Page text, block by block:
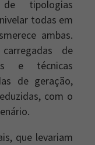
tipologias
todas em
ambas.
de
e técnicas
de geração,
com o
que levariam